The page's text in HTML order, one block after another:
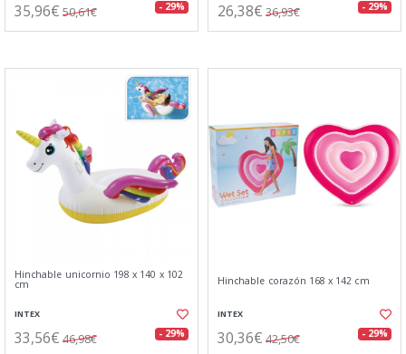
35,96€ 50,61€ - 29% 26,38€ 36,93€ - 29%
Hinchable unicornio 198 x 140 x 102
cm
INTEX
33,56€ 46,98€ - 29%
Hinchable corazón 168 x 142 cm
INTEX
30,36€ 42,50€ - 29%